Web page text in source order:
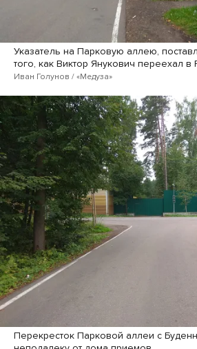
Указатель на Парковую аллею,
того, как Виктор Янукович переехал в
Иван Голунов / «Медуза»
Перекресток Парковой аллеи с